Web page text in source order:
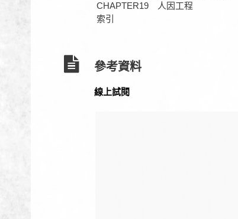
CHAPTER19 人因工程
索引
參考資料
線上試閱